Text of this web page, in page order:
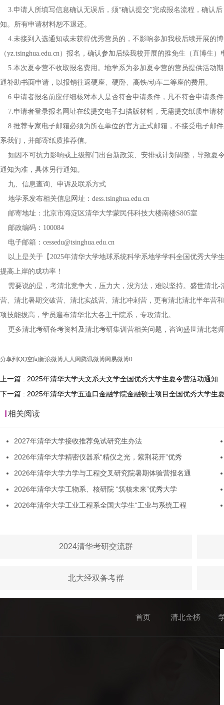
3.申请人所填写信息确认无误后，须“确认提交”完成报名流程，确认
知。所有申请材料恕不退还。
4.未接到入选通知或未获得优秀营员的，不影响参加我校后续开展的
（yz.tsinghua.edu.cn）报名，确认参加后续我校开展的推免生（直博生）
5.本次夏令营不收取报名费用。地学系为参加夏令营的营员提供活动
通补助书面申请，以报销往返硬座、硬卧、高铁/动车二等座的费用。
6.申请者报名前应仔细核对本人是否符合申请条件，凡不符合申请条
7.申请者登录报名网址在线提交电子扫描版材料，无需提交纸质申请
8.推荐专家电子邮箱必须为所在单位的官方正式邮箱，不接受电子邮
系我们，并邮寄纸质推荐信。
如因不可抗力影响或上级部门出台新政策、安排或计划调整，导致夏
通知为准，具体另行通知。
九、信息查询、申诉及联系方式
地学系发布相关信息网址：dess.tsinghua.edu.cn
邮寄地址：北京市海淀区清华大学蒙民伟科技大楼南楼S805室
邮政编码：100084
电子邮箱：cessedu@tsinghua.edu.cn
以上是关于【2025年清华大学地球系统科学系地学学科全国优秀大学
提高上岸的成功率！
需要说的是，考清北竞争大，压力大，没方法，难以坚持。盛世清北
营、清北暑期突破营、清北实战营、清北冲刺营，更有清北清北半年营
项技能拔高，学员遍布清华北大各主干院系，专攻清北。
更多清北考研备考资料及清北考研集训营相关问题，咨询盛世清北老
分享到 QQ空间 新浪微博人人网 腾讯微博网易微博0
上一篇 : 2025年清华大学天文系天文学全国优秀大学生夏令营活动通知
下一篇 : 2025年清华大学五道口金融学院金融硕士项目全国优秀大学生
相关阅读
2027年清华大学接收推荐免试研究生办法
2026年清华大学精密仪器系“精仪之光，紫荆花开”优秀
2026年清华大学力学与工程交叉研究院暑期体验营报名通
2026年清华大学工物系、核研院 “筑核未来”优秀大学
2026年清华大学工业工程系全国大学生“工业与系统工程
2024清华考研交流群
北大经双备考群
首页 清北金榜